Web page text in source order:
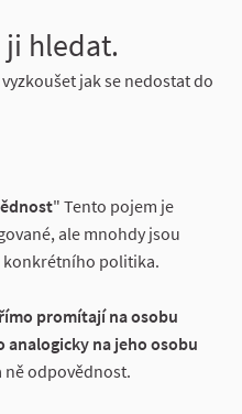
hledat.
jak se nedostat do
" Tento pojem je
ale mnohdy jsou
konkrétního politika.
promítají na osobu
na jeho osobu
ně odpovědnost.